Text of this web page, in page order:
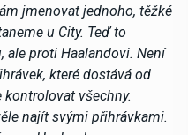
jmenovat jednoho, těžké
u City. Teď to
ale proti Haalandovi. Není
které dostává od
všechny.
najít svými přihrávkami.